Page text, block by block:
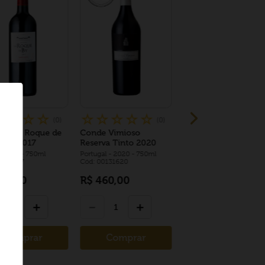
☆ ☆
La Roque de
2017
- 750ml
00
＋
Comprar
☆ ☆ ☆ ☆ ☆
Conde Vimioso
Reserva Tinto 2020
Portugal - 2020 - 750ml
Cód: 00131620
R$ 460,00
＋
Comprar